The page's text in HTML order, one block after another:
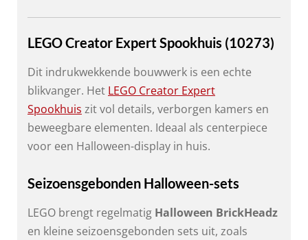
LEGO Creator Expert Spookhuis (10273)
Dit indrukwekkende bouwwerk is een echte
blikvanger. Het LEGO Creator Expert
Spookhuis zit vol details, verborgen kamers en
beweegbare elementen. Ideaal als centerpiece
voor een Halloween-display in huis.
Seizoensgebonden Halloween-sets
LEGO brengt regelmatig Halloween BrickHeadz
en kleine seizoensgebonden sets uit, zoals